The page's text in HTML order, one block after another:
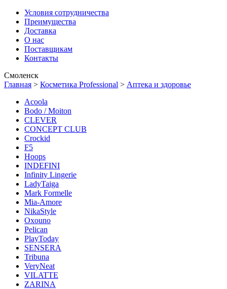
Условия сотрудничества
Преимущества
Доставка
О нас
Поставщикам
Контакты
Смоленск
Главная > Косметика Professional > Аптека и здоровье
Acoola
Bodo / Moiton
CLEVER
CONCEPT CLUB
Crockid
F5
Hoops
INDEFINI
Infinity Lingerie
LadyTaiga
Mark Formelle
Mia-Amore
NikaStyle
Oxouno
Pelican
PlayToday
SENSERA
Tribuna
VeryNeat
VILATTE
ZARINA